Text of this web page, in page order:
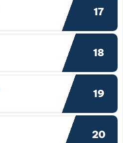
17
18
19
20